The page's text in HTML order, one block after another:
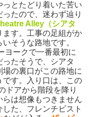
っとたどり着いた苦い
たので、迷わず辿り
Alley（シアタ
ます。工事の足組がか
そうな路地です。
ヨークで一番最初に
たそうで、シアタ
の裏口がこの路地に
す。入り口は、この
ドアから階段を降り
は想像もつきません
た、フレンチビスト